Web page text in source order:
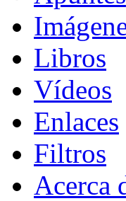
Libros
Vídeos
Enlaces
Filtros
Acerca